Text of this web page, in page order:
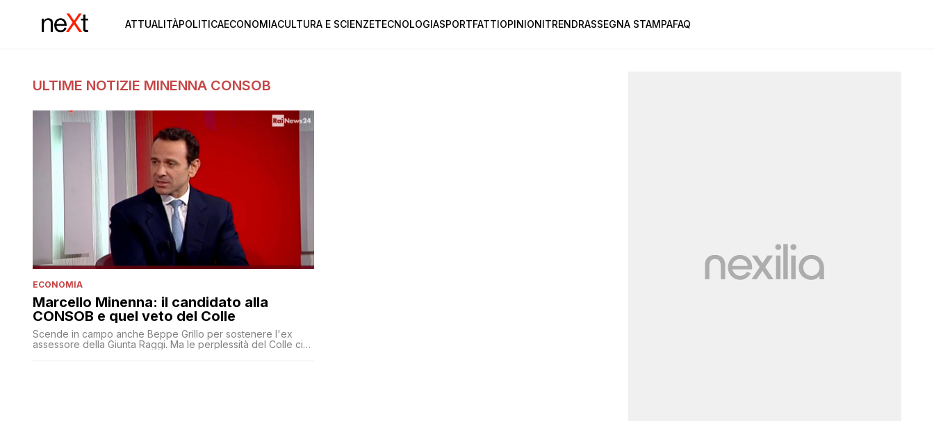
ATTUALITÀPOLITICAECONOMIACULTURA E SCIENZETECNOLOGIASPORTFATTIOPINIONITRENDRASSEGNA STAMPAFAQ
ULTIME NOTIZIE MINENNA CONSOB
ECONOMIA
Marcello Minenna: il candidato alla
CONSOB e quel veto del Colle
Scende in campo anche Beppe Grillo per sostenere l'ex
assessore della Giunta Raggi. Ma le perplessità del Colle ci